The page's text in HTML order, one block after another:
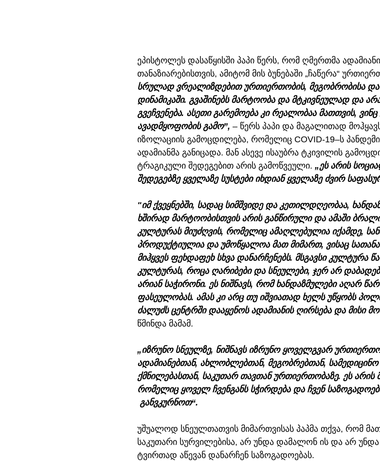
ეპისტოლეს დასაწყისში პაპი წერს, რომ ღმერთმა ადამიანი
თანაზიარებისთვის, ამიტომ მის ბუნებაში „ჩაწერა“
სრულად ვრეალიზდებით ურთიერთობის, მეგობრობისა
დინამიკაში. გვაშინებს მარტოობა და მტკივნეულად და
გვეჩვენება. ასეთი გარემოება კი რეალობაა მათთვის,
ავადმყოფობის გამო”, – წერს პაპი და მაგალითად
იზოლაციის გამოცდილება, რომელიც COVID-19–ს
ადამიანმა განიცადა. მან ასევე ისაუბრა ტკივილის
ტრაგიკული შედეგებით არის გამოწვეული. „ეს არის
შედეგებზე ყველაზე სუსტები იხდიან ყველაზე ძვირ
"იმ ქვეყნებში, სადაც სიმშვიდე და კეთილდღეობაა,
ხშირად მარტოობისთვის არის განწირული და ამაში
კულტურას მიუძღვის, რომელიც ამაღლებულია იქამდე,
პროდუქტიულია და უმოწყალოა მათ მიმართ, ვისაც
მიჰყვეს ფეხდაფეხ სხვა დანარჩენებს. მსგავსი კულტურა
კულტურას, როცა ღარიბები და სნეულები, ჯერ არ
არიან საჭირონი. ეს ნიშნავს, რომ ხანდაზმულები აღარ
ფასეულობას. ამას კი არც თუ იშვიათად ხელს უწყობს
ძალუძს ცენტრში დააყენოს ადამიანის ღირსება და მისი
წმინდა მამამ.
„იზრუნო სნეულზე, ნიშნავს იზრუნო ყოველგვარ
ადამიანებთან, ახლობლებთან, მეგობრებთან,
ქმნილებასთან, საკუთარ თავთან ურთიერთობაზე. ეს არის
რომელიც ყოველ ჩვენგანს სჭირდება და ჩვენ
განვკურნოთ“.
უშუალოდ სნეულთათვის მიმართვისას პაპმა თქვა, რომ
საკუთარი სურვილებისა, არ უნდა დამალონ ის და არ
ტვირთად აწევან დანარჩენ საზოგადოებას.